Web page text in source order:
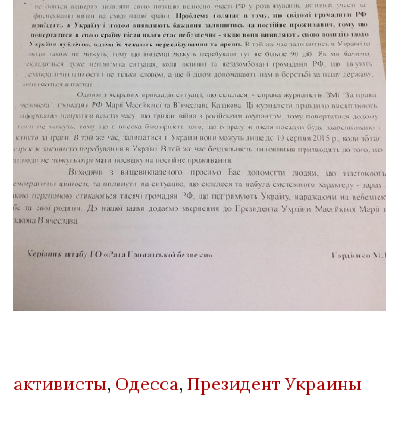
активисты, Одесса, Президент Украины